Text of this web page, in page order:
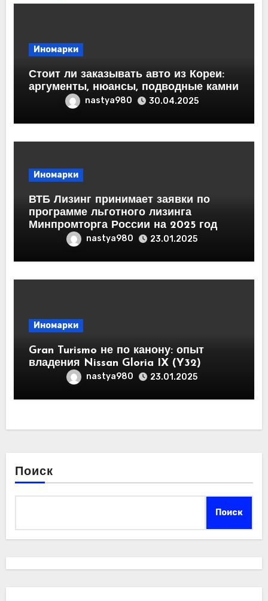
Иномарки
Стоит ли заказывать авто из Кореи:
аргументы, нюансы, подводные камни
nastya980 30.04.2025
Иномарки
ВТБ Лизинг принимает заявки по
программе льготного лизинга
Минпромторга России на 2025 год
nastya980 23.01.2025
Иномарки
Gran Turismo не по канону: опыт
владения Nissan Gloria IX (Y32)
nastya980 23.01.2025
Поиск
Поиск